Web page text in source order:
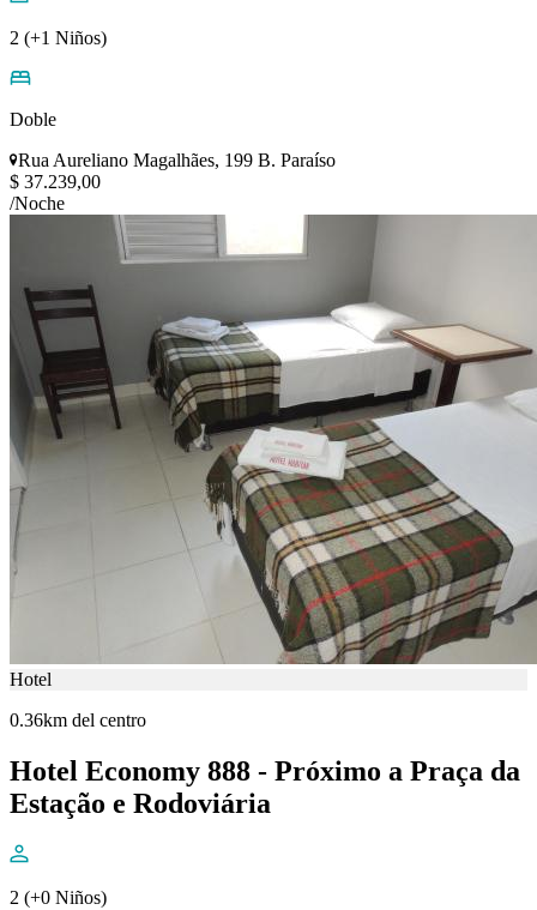
2 (+1 Niños)
Doble
Rua Aureliano Magalhães, 199 B. Paraíso
$ 37.239,00
/Noche
Hotel
0.36km del centro
Hotel Economy 888 - Próximo a Praça da
Estação e Rodoviária
2 (+0 Niños)